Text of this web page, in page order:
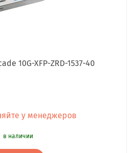
10G-XFP-ZRD-1537-40
у менеджеров
в наличии